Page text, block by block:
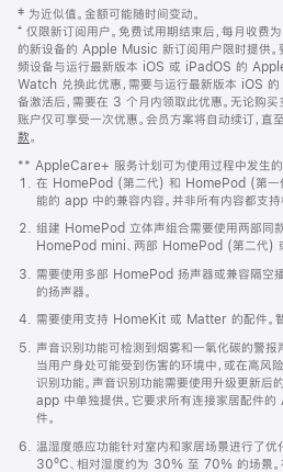
页
页
脚
注
‡ 为近似值。金额可能随时间变动。
⁺ 仅限新订阅用户。免费试用期结束后，每月收费
的新设备的 Apple Music 新订阅用户限时提供。
频设备与运行最新版本 iOS 或 iPadOS 的
Watch 兑换此优惠，需要与运行最新版本 iOS
备激活后，需要在 3 个月内领取此优惠。无论购
账户仅可享受一次优惠。会员方案将自动续订，直
款。
窗
口
中
打
开)
** AppleCare+ 服务计划可为使用过程中发生的
在 HomePod (第二代) 和 HomePod (第一
能的 app 中的兼容内容。并非所有内容都支持
组建 HomePod 立体声组合需要使用两部同
HomePod mini、两部 HomePod (第二代)
需要使用多部 HomePod 扬声器或兼容隔空
的扬声器。
需要使用支持 HomeKit 或 Matter 的配件。智
声音识别功能可检测到烟雾和一氧化碳的警报
当用户身处可能受到伤害的环境中，或在高风
识别功能。声音识别功能需要使用升级更新后
app 中单独提供。它要求所有连接家居配件
件。
温湿度感应功能针对室内和家居场景进行了优
30ºC、相对湿度约为 30% 至 70% 的场景。